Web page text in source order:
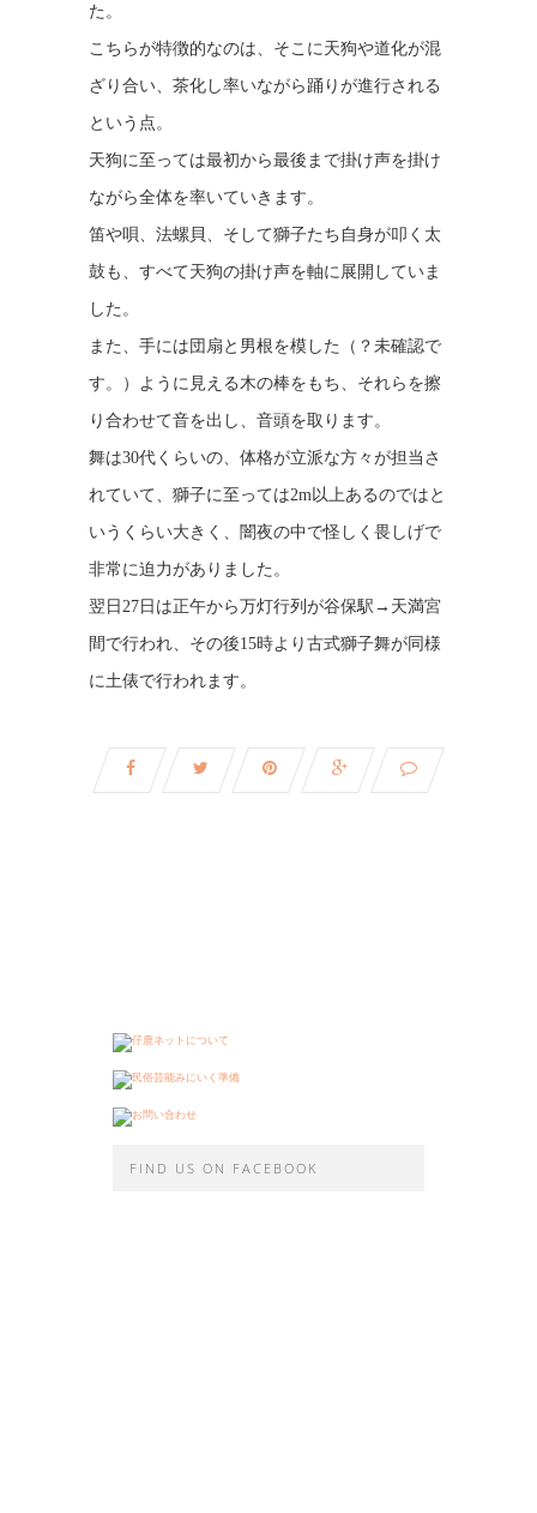
た。
こちらが特徴的なのは、そこに天狗や道化が混
ざり合い、茶化し率いながら踊りが進行される
という点。
天狗に至っては最初から最後まで掛け声を掛け
ながら全体を率いていきます。
笛や唄、法螺貝、そして獅子たち自身が叩く太
鼓も、すべて天狗の掛け声を軸に展開していま
した。
また、手には団扇と男根を模した（？未確認で
す。）ように見える木の棒をもち、それらを擦
り合わせて音を出し、音頭を取ります。
舞は30代くらいの、体格が立派な方々が担当さ
れていて、獅子に至っては2m以上あるのではと
いうくらい大きく、闇夜の中で怪しく畏しげで
非常に迫力がありました。
翌日27日は正午から万灯行列が谷保駅→天満宮
間で行われ、その後15時より古式獅子舞が同様
に土俵で行われます。
FIND US ON FACEBOOK